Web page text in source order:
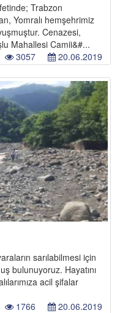
Trabzon
Yomralı hemşehrimiz
Cenazesi,
Mahallesi Camii&#...
20.06.2019
3057
sarılabilmesi için
bulunuyoruz. Hayatını
acil şifalar
20.06.2019
1766